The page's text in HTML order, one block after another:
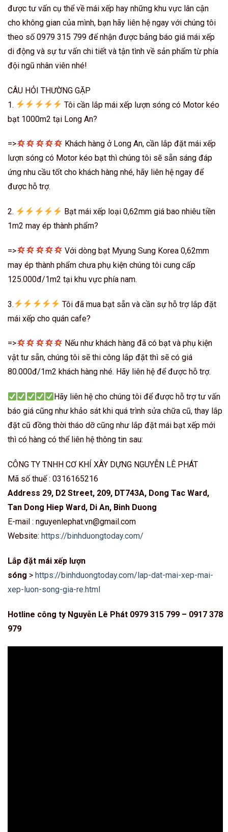
được tư vấn cụ thể về mái xếp hay những khu vực lân cận
cho không gian của mình, bạn hãy liên hệ ngay với chúng tôi
theo số 0979 315 799 để nhận được bảng báo giá mái xếp
di động và sự tư vấn chi tiết và tận tình về sản phẩm từ phía
đội ngũ nhân viên nhé!
CÂU HỎI THƯỜNG GẶP
1.
Tôi cần lắp mái xếp lượn sóng có Motor kéo
bạt 1000m2 tại Long An?
=>
Khách hàng ở Long An, cần lắp đặt mái xếp
lượn sóng có Motor kéo bạt thì chúng tôi sẽ sẵn sáng đáp
ứng nhu cầu tốt cho khách hàng nhé, hãy liên hệ ngay để
được hỗ trợ.
2.
Bạt mái xếp loại 0,62mm giá bao nhiêu tiền
1m2 may ép thành phẩm?
=>
Với dòng bạt Myung Sung Korea 0,62mm
may ép thành phẩm chưa phụ kiện chúng tôi cung cấp
125.000đ/1m2 tại khu vực phía nam.
3.
Tôi đã mua bạt sẵn và cần sự hỗ trợ lắp đặt
mái xếp cho quán cafe?
=>
Nếu như khách hàng đã có bạt và phụ kiện
vật tư sẵn, chúng tôi sẽ thi công lắp đặt thì sẽ có giá
80.000đ/1m2 khách hàng nhé. Hãy liên hệ để được hỗ trợ.
Hãy liên hệ cho chúng tôi để được hỗ trợ tư vấn
báo giá cũng như khảo sát khi quá trình sửa chữa cũ, thay lắp
đặt cũ đồng thời tháo dỡ cũng như lắp đặt mái bạt xếp mới
thì có hàng có thể liên hệ thông tin sau:
CÔNG TY TNHH CƠ KHÍ XÂY DỰNG NGUYỄN LÊ PHÁT
Mã số thuế : 0316165216
Address 29, D2 Street, 209, DT743A, Dong Tac Ward,
Tan Dong Hiep Ward, Di An, Binh Duong
E-mail : nguyenlephat.vn@gmail.com
Website: https://binhduongtoday.com/
Lắp đặt mái xếp lượn
sóng > https://binhduongtoday.com/lap-dat-mai-xep-mai-
xep-luon-song-gia-re.html
Hotline công ty Nguyễn Lê Phát 0979 315 799 – 0917 378
979